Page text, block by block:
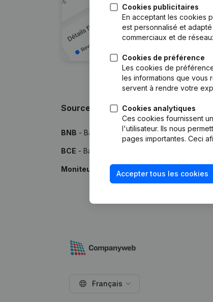
Sources
BNB - Banque Nationale de Belgique
BCE - Banque-Carrefour des Entreprises
Moniteur - Publications par le Moniteur
Cookies publicitaires
En acceptant les cookies
est personnalisé et
commerciaux et de
Cookies de préférence
Les cookies de
les informations que vous
servent à rendre votre
Cookies analytiques
Ces cookies fournissent
l'utilisateur. Ils nous
pages importantes. Ceci
Accepter tous les cookies
Français